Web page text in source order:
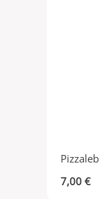
7,00 €